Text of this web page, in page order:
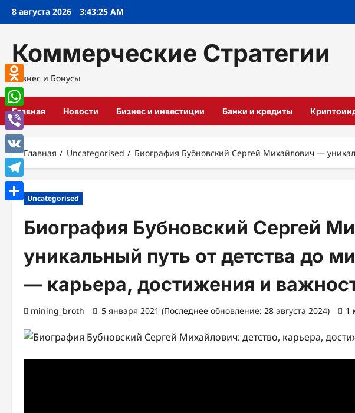
Перейти
8 августа 2026 3:43:26 AM
Коммерческие Стратегии
Бизнес и Бонусы
Главная Новости Бизнес и инвестиции Банки и кредиты
Главная Uncategorised Биография Бубновский Сергей Михайлович —
Uncategorised
Биография Бубновский Сергей
уникальный путь от детства до
— карьера, достижения и
mining_broth 5 января 2021 (Последнее обновление: 28 августа 2024) 1
Odnoklassniki
WhatsApp
Viber
VK
Telegram